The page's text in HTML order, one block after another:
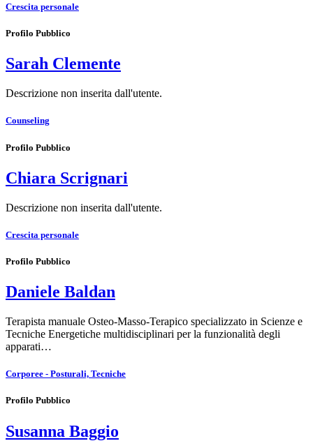
Crescita personale
Profilo Pubblico
Sarah Clemente
Descrizione non inserita dall'utente.
Counseling
Profilo Pubblico
Chiara Scrignari
Descrizione non inserita dall'utente.
Crescita personale
Profilo Pubblico
Daniele Baldan
Terapista manuale Osteo-Masso-Terapico specializzato in Scienze e
Tecniche Energetiche multidisciplinari per la funzionalità degli
apparati…
Corporee - Posturali, Tecniche
Profilo Pubblico
Susanna Baggio